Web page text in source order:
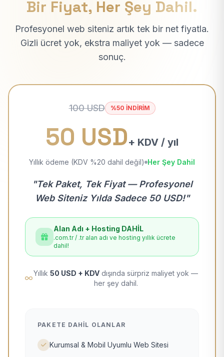
Bir Fiyat, Her Şey Dahil.
Profesyonel web siteniz artık tek bir net fiyatla.
Gizli ücret yok, ekstra maliyet yok — sadece
sonuç.
100 USD %50 İNDİRİM
50 USD+ KDV / yıl
Yıllık ödeme (KDV %20 dahil değil) Her Şey Dahil
"Tek Paket, Tek Fiyat — Profesyonel
Web Siteniz Yılda Sadece 50 USD!"
Alan Adı + Hosting DAHİL
.com.tr / .tr alan adı ve hosting yıllık ücrete
dahil!
Yıllık 50 USD + KDV dışında sürpriz maliyet yok —
her şey dahil.
PAKETE DAHIL OLANLAR
Kurumsal & Mobil Uyumlu Web Sitesi